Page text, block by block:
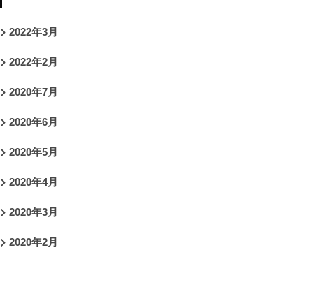
2022年3月
2022年2月
2020年7月
2020年6月
2020年5月
2020年4月
2020年3月
2020年2月